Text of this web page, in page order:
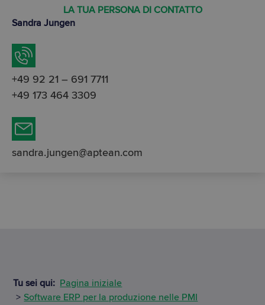
LA TUA PERSONA DI CONTATTO
Sandra Jungen
+49 92 21 – 691 7711
+49 173 464 3309
sandra.jungen@aptean.com
Tu sei qui: Pagina iniziale
Software ERP per la produzione nelle PMI